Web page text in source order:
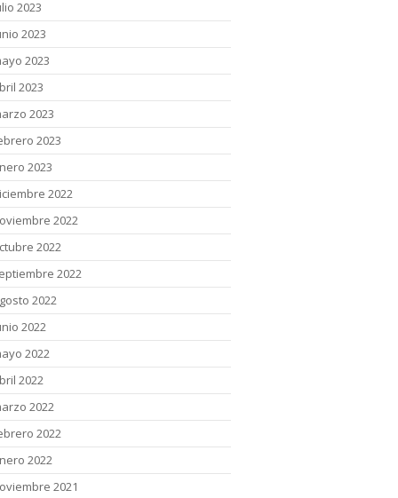
2023
2023
2023
2023
2023
2023
2023
2022
2022
2022
2022
2022
2022
2022
2022
2022
2022
2022
2021